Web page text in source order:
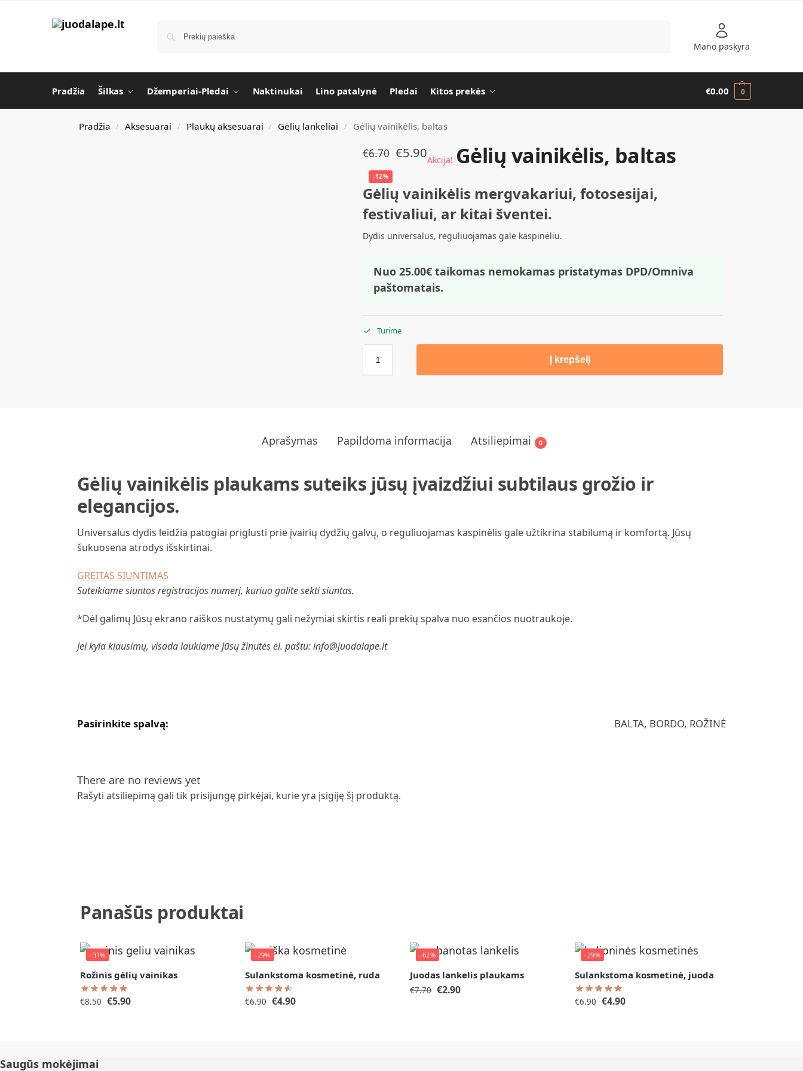
Mano paskyra
Pradžia Šilkas Džemperiai-Pledai Naktinukai Lino patalynė Pledai Kitos prekės €0.00 0
Pradžia / Aksesuarai / Plaukų aksesuarai / Gėlių lankeliai / Gėlių vainikėlis, baltas
Akcija! Gėlių vainikėlis, baltas
€6.70 €5.90
-12%
Gėlių vainikėlis mergvakariui, fotosesijai,
festivaliui, ar kitai šventei.
Dydis universalus, reguliuojamas gale kaspinėliu.
Nuo 25.00€ taikomas nemokamas pristatymas DPD/Omniva
paštomatais.
Turime
Į krepšelį
Aprašymas Papildoma informacija Atsiliepimai 0
Gėlių vainikėlis plaukams suteiks jūsų įvaizdžiui subtilaus grožio ir
elegancijos.
Universalus dydis leidžia patogiai priglusti prie įvairių dydžių galvų, o reguliuojamas kaspinėlis gale užtikrina stabilumą ir komfortą. Jūsų
šukuosena atrodys išskirtinai.
GREITAS SIUNTIMAS
Suteikiame siuntos registracijos numerį, kuriuo galite sekti siuntas.
*Dėl galimų Jūsų ekrano raiškos nustatymų gali nežymiai skirtis reali prekių spalva nuo esančios nuotraukoje.
Jei kyla klausimų, visada laukiame Jūsų žinutės el. paštu: info@juodalape.lt
Pasirinkite spalvą: BALTA, BORDO, ROŽINĖ
There are no reviews yet
Rašyti atsiliepimą gali tik prisijungę pirkėjai, kurie yra įsigiję šį produktą.
Panašūs produktai
-31%
Rožinis gėlių vainikas
€8.50 €5.90
-29%
Sulankstoma kosmetinė, ruda
€6.90 €4.90
-62%
Juodas lankelis plaukams
€7.70 €2.90
-29%
Sulankstoma kosmetinė, juoda
€6.90 €4.90
Saugūs mokėjimai